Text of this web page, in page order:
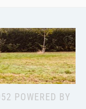
POWERED BY